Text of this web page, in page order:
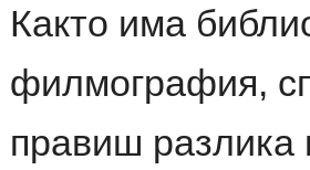
Както има
филмография,
правиш